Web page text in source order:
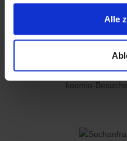
zusammen, die Du ihnen
im Rahmen Deiner
haben.
Alle
koomio-